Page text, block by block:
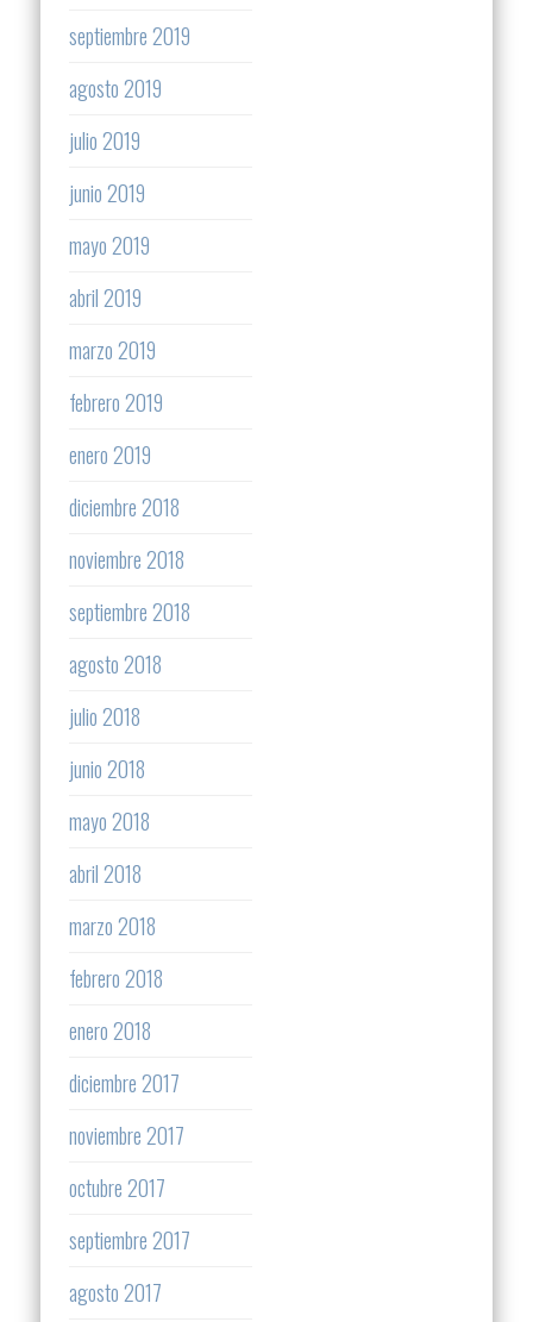
septiembre 2019
agosto 2019
julio 2019
junio 2019
mayo 2019
abril 2019
marzo 2019
febrero 2019
enero 2019
diciembre 2018
noviembre 2018
septiembre 2018
agosto 2018
julio 2018
junio 2018
mayo 2018
abril 2018
marzo 2018
febrero 2018
enero 2018
diciembre 2017
noviembre 2017
octubre 2017
septiembre 2017
agosto 2017